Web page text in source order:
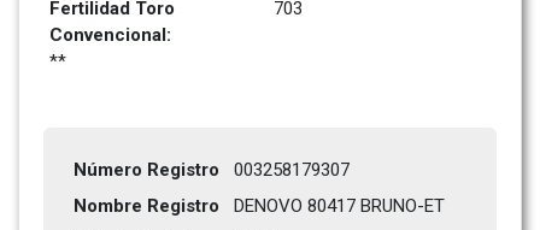
Fertilidad Toro
Convencional:
**
703
Número Registro
003258179307
Nombre Registro
DENOVO 80417 BRUNO-ET